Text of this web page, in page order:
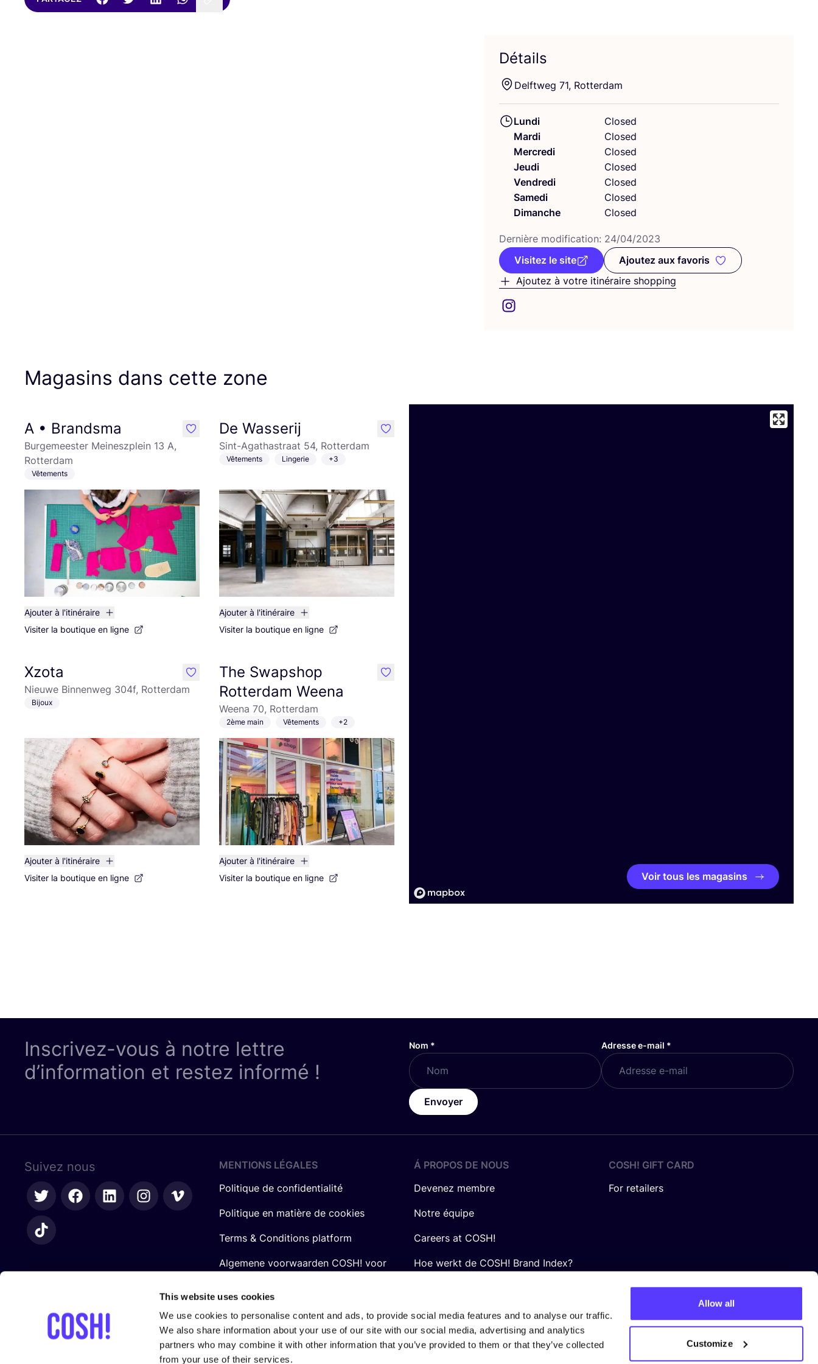
This website uses cookies
We use cookies to personalise content and ads, to provide social media features and to analyse our traffic.
We also share information about your use of our site with our social media, advertising and analytics
partners who may combine it with other information that you’ve provided to them or that they’ve collected
from your use of their services.
Allow all
Customize
Détails
Delft­weg 71, Rotterdam
Lundi
Closed
Mardi
Closed
Mercredi
Closed
Jeudi
Closed
Vendredi
Closed
Samedi
Closed
Dimanche
Closed
Der­nière modi­fi­ca­tion: 24/04/2023
Visitez le site
Ajoutez aux favoris
Ajoutez aux favoris
Ajoutez à votre itinéraire shopping
Magasins dans cette zone
A • Brandsma
Burgemeester Meineszplein 13 A,
Rotterdam
Vêtements
Ajouter à l'itinéraire
Visiter la boutique en ligne
like De Wasserij
Sint-Agathastraat 54, Rotterdam
Vêtements Lingerie +3
Ajouter à l'itinéraire
Visiter la boutique en ligne
like
Xzota
Nieuwe Binnenweg 304f, Rotterdam
Bijoux
Ajouter à l'itinéraire
Visiter la boutique en ligne
like
The Swapshop
Rotterdam Weena
Weena 70, Rotterdam
2ème main Vêtements +2
Ajouter à l'itinéraire
Visiter la boutique en ligne
like
Voir tous les magasins
Inscrivez-vous à notre lettre
d’information et restez informé !
Nom * Adresse e-mail *
Envoyer
Suivez nous
MENTIONS LÉGALES
Politique de confidentialité
Politique en matière de cookies
Terms & Conditions platform
Algemene voorwaarden COSH! voor
Á PROPOS DE NOUS
Devenez membre
Notre équipe
Careers at COSH!
Hoe werkt de COSH! Brand Index?
COSH! GIFT CARD
For retailers